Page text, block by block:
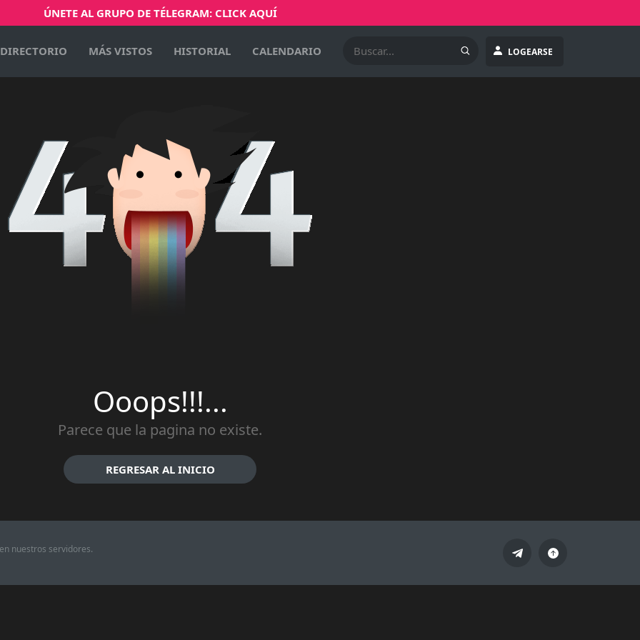
ÚNETE AL GRUPO DE TÉLEGRAM: CLICK AQUÍ
LOGEARSE
DIRECTORIO MÁS VISTOS HISTORIAL CALENDARIO
Ooops!!!...
Parece que la pagina no existe.
REGRESAR AL INICIO
nuestros servidores.